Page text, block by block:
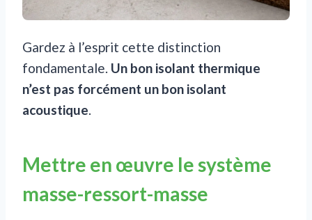
Gardez à l’esprit cette distinction
fondamentale. Un bon isolant thermique
n’est pas forcément un bon isolant
acoustique
Mettre en œuvre le système
masse-ressort-masse